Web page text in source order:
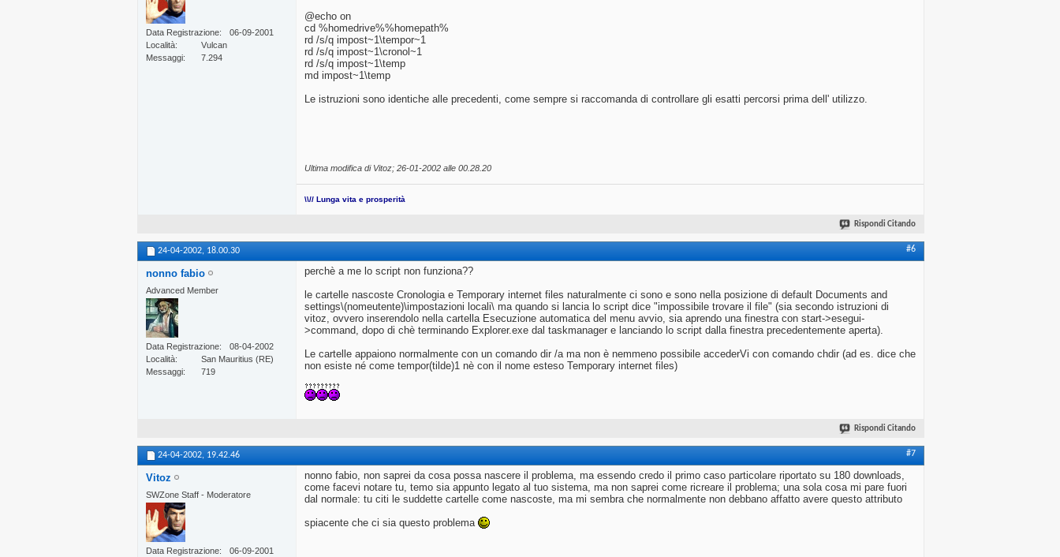
Data Registrazione
06-09-2001
Località
Vulcan
Messaggi
7.294
@echo on
cd %homedrive%%homepath%
rd /s/q impost~1\tempor~1
rd /s/q impost~1\cronol~1
rd /s/q impost~1\temp
md impost~1\temp
Le istruzioni sono identiche alle precedenti, come sempre si raccomanda di controllare gli esatti percorsi prima dell' utilizzo.
Ultima modifica di Vitoz; 26-01-2002 alle 00.28.20
\\// Lunga vita e prosperità
Rispondi Citando
24-04-2002, 18.00.30 #6
nonno fabio
Advanced Member
Data Registrazione
08-04-2002
Località
San Mauritius (RE)
Messaggi
719
perchè a me lo script non funziona??
le cartelle nascoste Cronologia e Temporary internet files naturalmente ci sono e sono nella posizione di default Documents and
settings\(nomeutente)\impostazioni locali\ ma quando si lancia lo script dice "impossibile trovare il file" (sia secondo istruzioni di
vitoz, ovvero inserendolo nella cartella Esecuzione automatica del menu avvio, sia aprendo una finestra con start->esegui-
>command, dopo di chè terminando Explorer.exe dal taskmanager e lanciando lo script dalla finestra precedentemente aperta).
Le cartelle appaiono normalmente con un comando dir /a ma non è nemmeno possibile accederVi con comando chdir (ad es. dice che
non esiste né come tempor(tilde)1 nè con il nome esteso Temporary internet files)
Rispondi Citando
24-04-2002, 19.42.46 #7
Vitoz
SWZone Staff - Moderatore
Data Registrazione
06-09-2001
nonno fabio, non saprei da cosa possa nascere il problema, ma essendo credo il primo caso particolare riportato su 180 downloads,
come facevi notare tu, temo sia appunto legato al tuo sistema, ma non saprei come ricreare il problema; una sola cosa mi pare fuori
dal normale: tu citi le suddette cartelle come nascoste, ma mi sembra che normalmente non debbano affatto avere questo attributo
spiacente che ci sia questo problema